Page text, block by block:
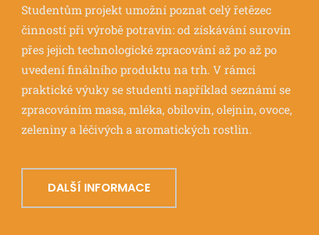
Studentům projekt umožní poznat celý řetězec
činností při výrobě potravin: od získávání surovin
přes jejich technologické zpracování až po až po
uvedení finálního produktu na trh. V rámci
praktické výuky se studenti například seznámí se
zpracováním masa, mléka, obilovin, olejnin, ovoce,
zeleniny a léčivých a aromatických rostlin.
DALŠÍ INFORMACE